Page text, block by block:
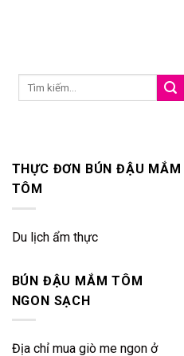
THỰC ĐƠN BÚN ĐẬU MẮM
TÔM
Du lịch ẩm thực
BÚN ĐẬU MẮM TÔM
NGON SẠCH
Địa chỉ mua giò me ngon ở